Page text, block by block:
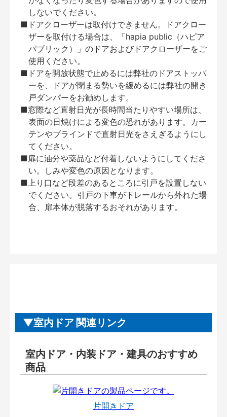
しないでください。
■ドアクローザーは取付けできません。ドアクロー
ザーを取付ける場合は、「hapia public（ハピア
パブリック）」のドアおよびドアクローザーをご
使用ください。
■ドアを開放状態で止めるには弊社のドアストッパ
ーを、ドアが閉まる勢いを緩めるには弊社の開き
戸ダンパーをお勧めします。
■窓際など直射日光が長時間当たりやすい場所は、
表面の日焼けによる変色の恐れがあります。カー
テンやブラインドで直射日光をさえぎるようにし
てください。
■扉に油分や薬品など付着しないようにしてくださ
い。しみや変色の原因となります。
■上り口など段差のあるところに引戸を設置しない
でください。引戸の下車が下レールから外れた場
合、扉本体が脱落するおそれがあります。
室内ドア 関連リンク
室内ドア・内装ドア・建具のおすすめ
商品
片開きドア